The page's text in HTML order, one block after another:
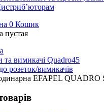
0 Кошик
пустая
та вимикачі Quadro45
розеток/вимикачів
EFAPEL QUADRO